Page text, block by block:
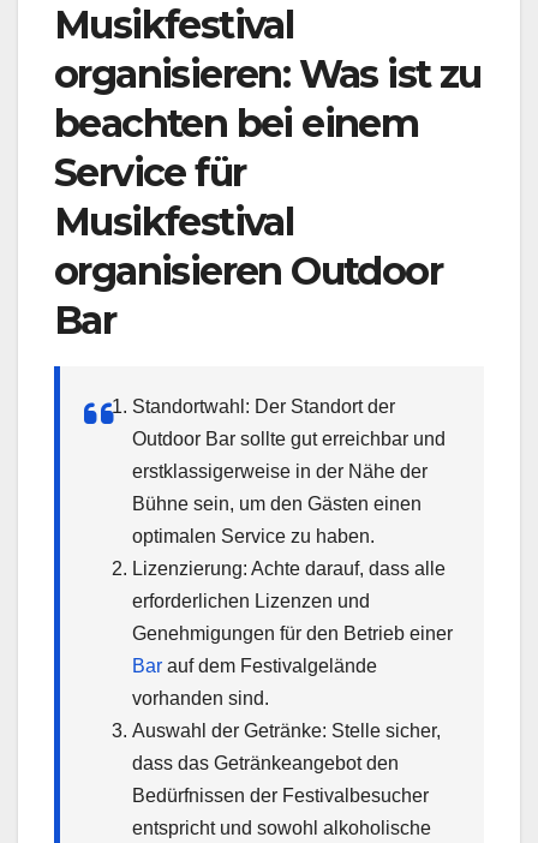
Musikfestival
organisieren:Was ist zu
beachten bei einem
Service für
Musikfestival
organisieren Outdoor
Bar
Standortwahl: Der Standort der
Outdoor Bar sollte gut erreichbar und
erstklassigerweise in der Nähe der
Bühne sein, um den Gästen einen
optimalen Service zu haben.
Lizenzierung: Achte darauf, dass alle
erforderlichen Lizenzen und
Genehmigungen für den Betrieb einer
Bar auf dem Festivalgelände
vorhanden sind.
Auswahl der Getränke: Stelle sicher,
dass das Getränkeangebot den
Bedürfnissen der Festivalbesucher
entspricht und sowohl alkoholische